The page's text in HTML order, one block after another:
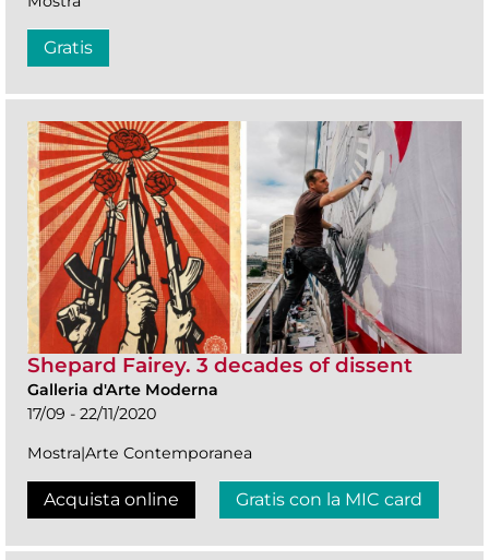
Gratis
Shepard Fairey. 3 decades of dissent
Galleria d'Arte Moderna
17/09 - 22/11/2020
Mostra|Arte Contemporanea
Acquista online Gratis con la MIC card